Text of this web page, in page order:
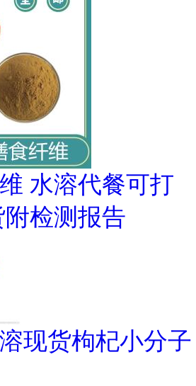
水溶代餐可打
检测报告
现货枸杞小分子